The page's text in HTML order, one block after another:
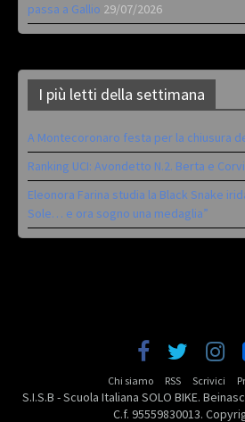
passa a Gallio 29/07/2026
I più letti della settimana
A Montecoronaro festa per la chiusura
Ranking UCI: Avondetto N.2. Berta e
Eleonora Farina studia la Black Snake
Sole… e ora sogno una medaglia”
Chi siamo RSS Scrivici
S.I.S.B - Scuola Italiana SOLO BIKE.
C.f. 95559830013.